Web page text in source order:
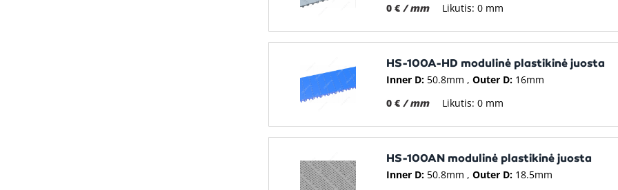
0 € / mm Likutis: 0 mm
HS-100A-HD modulinė plastikinė juosta
Inner D: 50.8mm Outer D: 16mm
0 € / mm Likutis: 0 mm
HS-100AN modulinė plastikinė juosta
Inner D: 50.8mm Outer D: 18.5mm